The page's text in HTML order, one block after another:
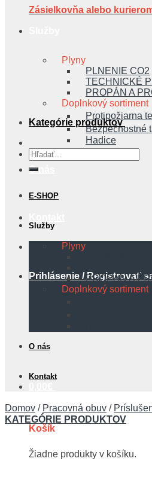
Plyny
PLNENIE CO2
TECHNICKÉ
PROPÁN A
Doplnkový sortiment
Protipožiarna
Bezpečnostné
Hadice
O nás
Prihlásenie / Registrovať
Košík
Žiadne produkty v košíku.
Zásielkovňa alebo
Kategórie produktov
Hľadať:
E-SHOP
Služby
Plyny
PROPÁN A
Doplnkový sortiment
O nás
Kontakt
Domov / Pracovná obuv /
KATEGÓRIE PRODUKTOV